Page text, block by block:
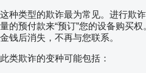
这种类型的欺诈最为常见。进行欺
量的预付款来“预订”您的设备购买
金钱后消失，不再与您联系。
此类欺诈的变种可能包括：